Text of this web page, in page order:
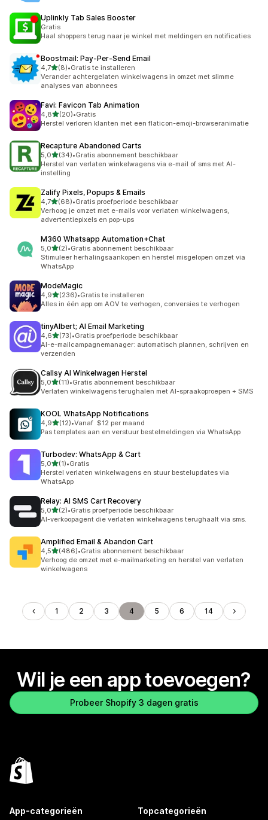
Uplinkly Tab Sales Booster
Gratis
Haal shoppers terug naar je winkel met meldingen en notificaties
Boostmail: Pay‑Per‑Send Email
4,7van 5 sterren
(8)
8 recensies in totaal
•Gratis te installeren
Verander achtergelaten winkelwagens in omzet met slimme
analyses van abonnees
Favi: Favicon Tab Animation
4,8van 5 sterren
(20)
20 recensies in totaal
•Gratis
Herstel verloren klanten met een flaticon-emoji-browseranimatie
Recapture Abandoned Carts
5,0van 5 sterren
(34)
34 recensies in totaal
•Gratis abonnement beschikbaar
Herstel van verlaten winkelwagens via e-mail of sms met AI-
instelling
Zalify Pixels, Popups & Emails
4,7van 5 sterren
(68)
68 recensies in totaal
•Gratis proefperiode beschikbaar
Verhoog je omzet met e-mails voor verlaten winkelwagens,
advertentiepixels en pop-ups
M360 Whatsapp Automation+Chat
5,0van 5 sterren
(2)
2 recensies in totaal
•Gratis abonnement beschikbaar
Stimuleer herhalingsaankopen en herstel misgelopen omzet via
WhatsApp
ModeMagic
4,9van 5 sterren
(236)
236 recensies in totaal
•Gratis te installeren
Alles in één app om AOV te verhogen, conversies te verhogen
tinyAlbert; AI Email Marketing
4,6van 5 sterren
(73)
73 recensies in totaal
•Gratis proefperiode beschikbaar
AI-e-mailcampagnemanager: automatisch plannen, schrijven en
verzenden
Callsy AI Winkelwagen Herstel
5,0van 5 sterren
(11)
11 recensies in totaal
•Gratis abonnement beschikbaar
Verlaten winkelwagens terughalen met AI-spraakoproepen + SMS
KOOL WhatsApp Notifications
4,9van 5 sterren
(12)
12 recensies in totaal
•Vanaf $12 per maand
Pas templates aan en verstuur bestelmeldingen via WhatsApp
Turbodev: WhatsApp & Cart
5,0van 5 sterren
(1)
1 recensies in totaal
•Gratis
Herstel verlaten winkelwagens en stuur bestelupdates via
WhatsApp
Relay: AI SMS Cart Recovery
5,0van 5 sterren
(2)
2 recensies in totaal
•Gratis proefperiode beschikbaar
AI-verkoopagent die verlaten winkelwagens terughaalt via sms.
Amplified Email & Abandon Cart
4,5van 5 sterren
(486)
486 recensies in totaal
•Gratis abonnement beschikbaar
Verhoog de omzet met e-mailmarketing en herstel van verlaten
winkelwagens
1 2 3 4 5 6 14
Wil je een app toevoegen?
Probeer Shopify 3 dagen gratis
App-categorieën Topcategorieën